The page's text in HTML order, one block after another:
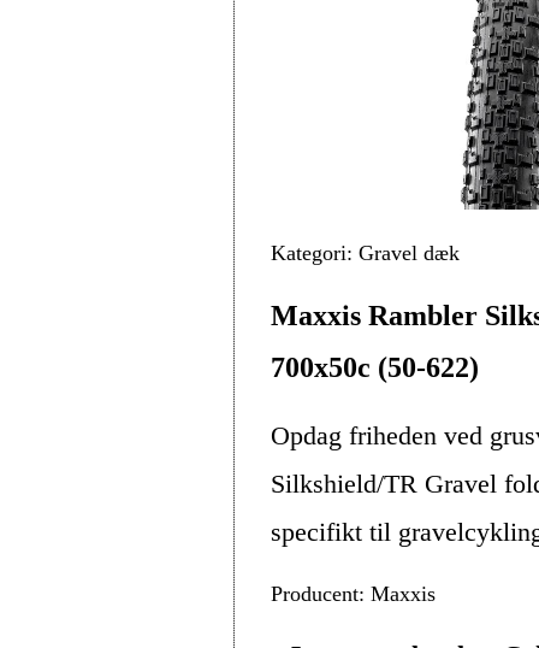
Kategori: Gravel dæk
Maxxis Rambler
700x50c (50-622)
Opdag friheden ved
Silkshield/TR Gravel
specifikt til
Producent: Maxxis